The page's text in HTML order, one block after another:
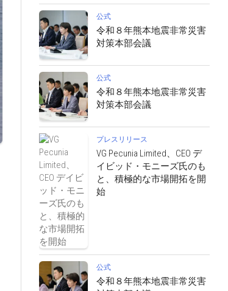
公式
令和８年熊本地震非常災害
対策本部会議
公式
令和８年熊本地震非常災害
対策本部会議
プレスリリース
VG Pecunia Limited、CEO デ
イビッド・モニーズ氏のも
と、積極的な市場開拓を開
始
公式
令和８年熊本地震非常災害